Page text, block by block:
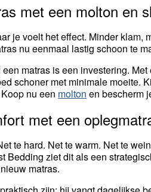
met een molton en
je voelt het effect. Minder
nu eenmaal lastig schoon te
matras is een investering.
schoner met minimale moeite.
nu een molton en bescherm
met een
te hard. Net te warm. Net te
Bedding ziet dit als een
matras.